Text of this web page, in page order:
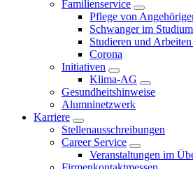
Familienservice
Pflege von
Schwanger im Studium
Studieren und
Corona
Initiativen
Klima-AG
Gesundheitshinweise
Alumninetzwerk
Karriere
Stellenausschreibungen
Career Service
Veranstaltungen im